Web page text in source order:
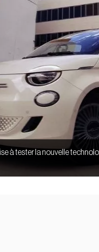
à tester la nouvelle